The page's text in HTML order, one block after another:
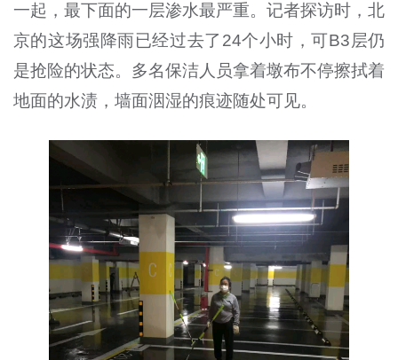
一起，最下面的一层渗水最严重。记者探访时，北
京的这场强降雨已经过去了24个小时，可B3层仍
是抢险的状态。多名保洁人员拿着墩布不停擦拭着
地面的水渍，墙面洇湿的痕迹随处可见。